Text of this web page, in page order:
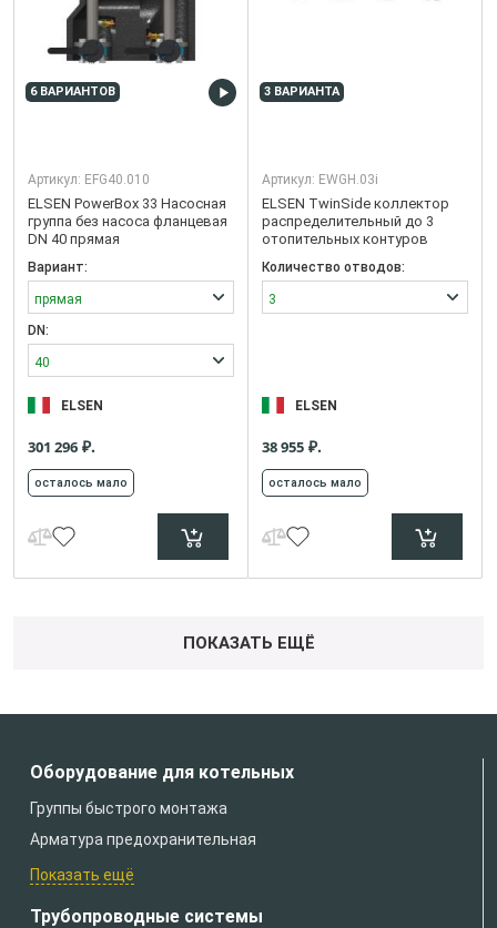
6 ВАРИАНТОВ
Артикул: EFG40.010
ELSEN PowerBox 33 Насосная
группа без насоса фланцевая
DN 40 прямая
Вариант:
прямая
DN:
40
ELSEN
301 296 ₽.
осталось мало
3 ВАРИАНТА
Артикул: EWGH.03i
ELSEN TwinSide коллектор
распределительный до 3
отопительных контуров
Количество отводов:
3
ELSEN
38 955 ₽.
осталось мало
ПОКАЗАТЬ ЕЩЁ
Оборудование для котельных
Группы быстрого монтажа
Арматура предохранительная
Показать ещё
Трубопроводные системы